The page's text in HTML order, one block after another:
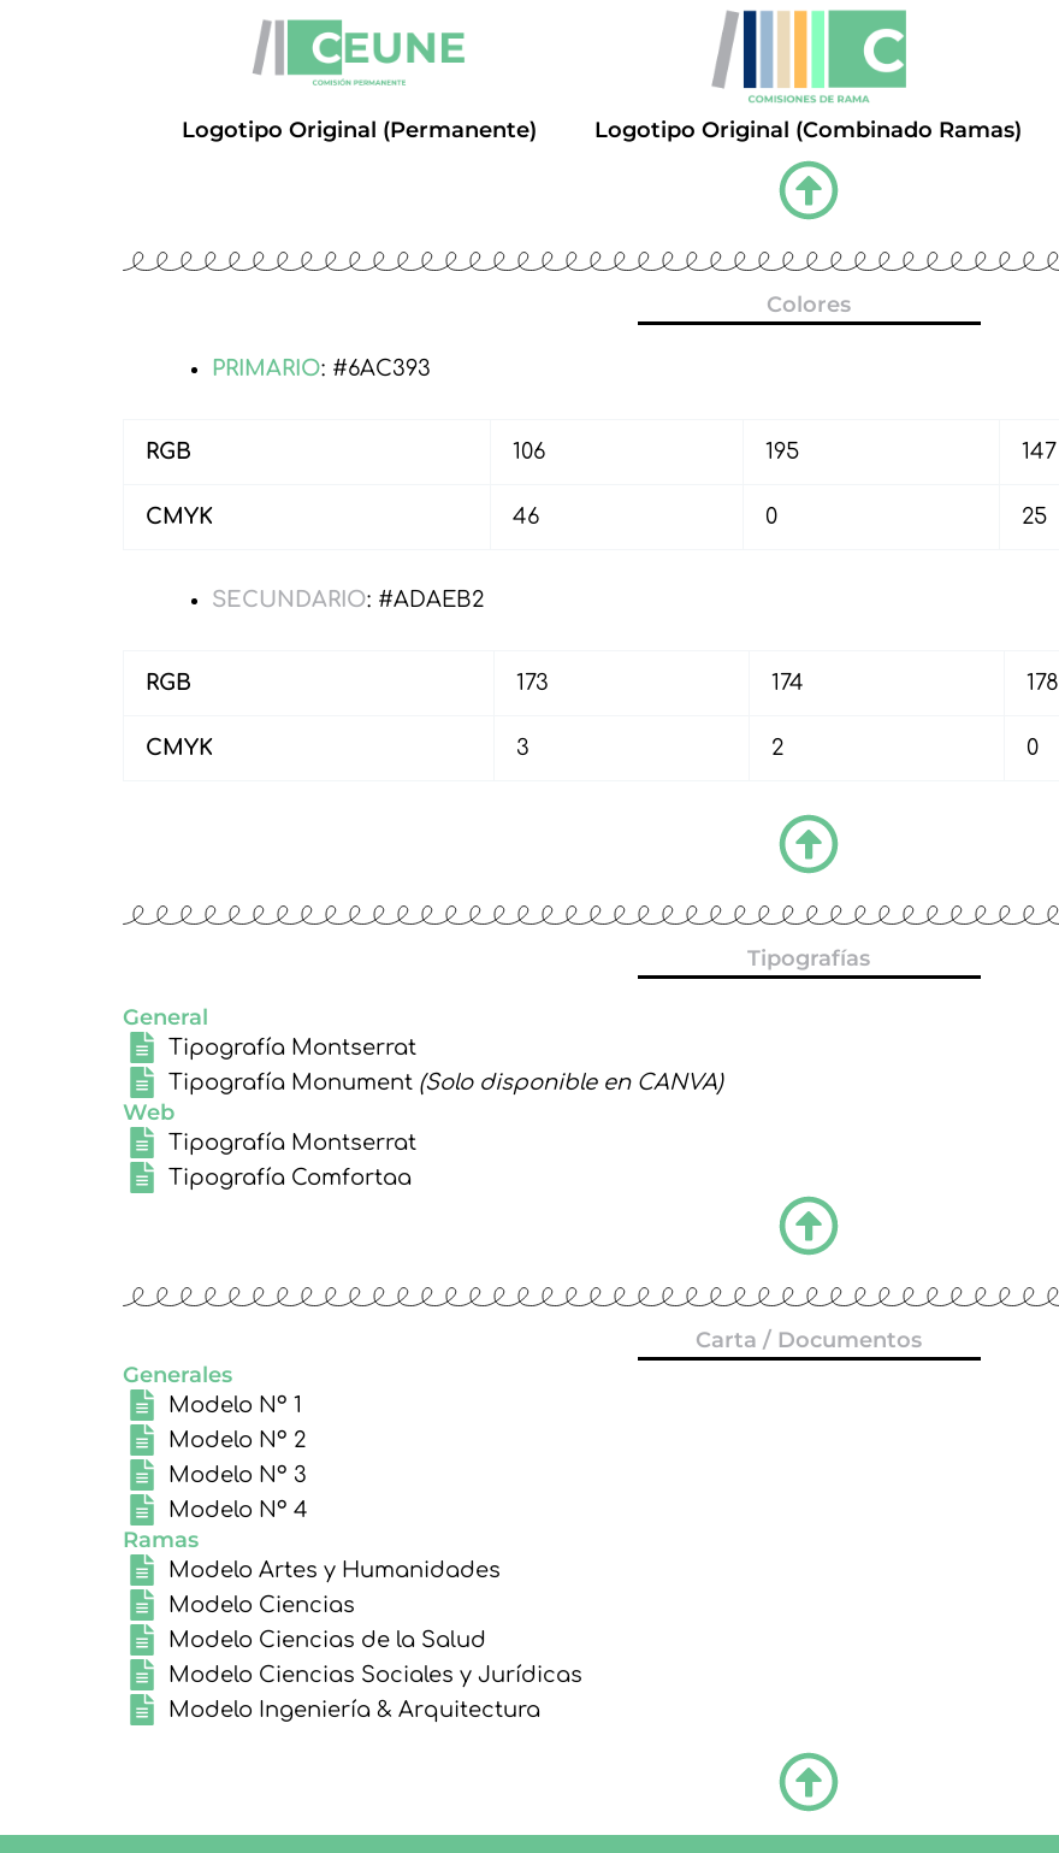
Logotipo Original (Permanente) Logotipo Original (Combinado Ramas)
Colores
PRIMARIO: #6AC393
RGB 106 195 147
CMYK 46 0 25
SECUNDARIO: #ADAEB2
RGB 173 174 178
CMYK 3 2 0
Tipografías
General
Tipografía Montserrat
Tipografía Monument (Solo disponible en CANVA)
Web
Tipografía Montserrat
Tipografía Comfortaa
Carta / Documentos
Generales
Modelo Nº 1
Modelo Nº 2
Modelo Nº 3
Modelo Nº 4
Ramas
Modelo Artes y Humanidades
Modelo Ciencias
Modelo Ciencias de la Salud
Modelo Ciencias Sociales y Jurídicas
Modelo Ingeniería & Arquitectura